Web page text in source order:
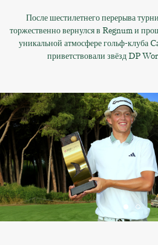
После шестилетнего перерыва
торжественно вернулся в Regnum и
уникальной атмосфере гольф-клуба
приветствовали звёзд DP